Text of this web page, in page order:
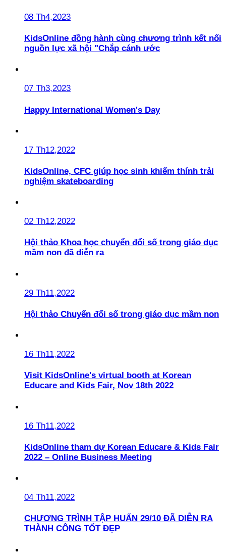
08 Th4,2023
KidsOnline đồng hành cùng chương trình kết nối
nguồn lực xã hội "Chắp cánh ước
07 Th3,2023
Happy International Women's Day
17 Th12,2022
KidsOnline, CFC giúp học sinh khiếm thính trải
nghiệm skateboarding
02 Th12,2022
Hội thảo Khoa học chuyển đổi số trong giáo dục
mầm non đã diễn ra
29 Th11,2022
Hội thảo Chuyển đổi số trong giáo dục mầm non
16 Th11,2022
Visit KidsOnline's virtual booth at Korean
Educare and Kids Fair, Nov 18th 2022
16 Th11,2022
KidsOnline tham dự Korean Educare & Kids Fair
2022 – Online Business Meeting
04 Th11,2022
CHƯƠNG TRÌNH TẬP HUẤN 29/10 ĐÃ DIỄN RA
THÀNH CÔNG TỐT ĐẸP